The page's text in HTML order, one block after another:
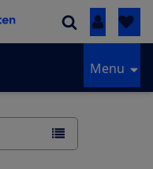
Inloggen
Menu